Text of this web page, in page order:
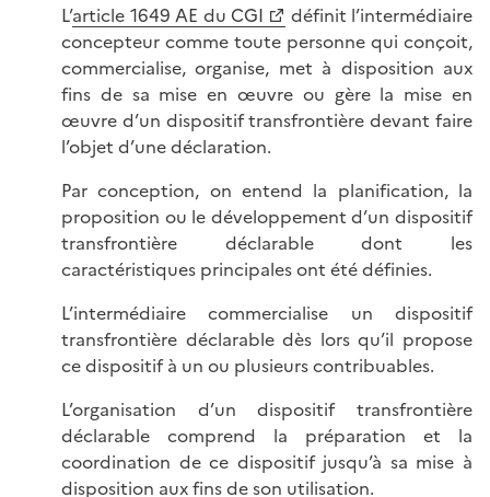
L’article 1649 AE du CGI
définit l’intermédiaire
concepteur comme toute personne qui conçoit,
commercialise, organise, met à disposition aux
fins de sa mise en œuvre ou gère la mise en
œuvre d’un dispositif transfrontière devant faire
l’objet d’une déclaration.
Par conception, on entend la planification, la
proposition ou le développement d’un dispositif
transfrontière déclarable dont les
caractéristiques principales ont été définies.
L’intermédiaire commercialise un dispositif
transfrontière déclarable dès lors qu’il propose
ce dispositif à un ou plusieurs contribuables.
L’organisation d’un dispositif transfrontière
déclarable comprend la préparation et la
coordination de ce dispositif jusqu’à sa mise à
disposition aux fins de son utilisation.